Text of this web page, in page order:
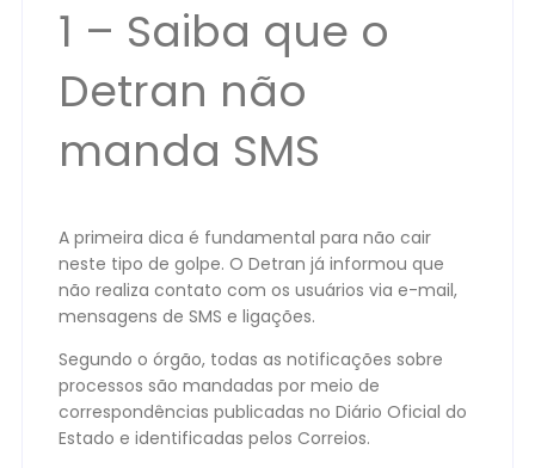
1 – Saiba que o
Detran não
manda SMS
A primeira dica é fundamental para não cair
neste tipo de golpe. O Detran já informou que
não realiza contato com os usuários via e-mail,
mensagens de SMS e ligações.
Segundo o órgão, todas as notificações sobre
processos são mandadas por meio de
correspondências publicadas no Diário Oficial do
Estado e identificadas pelos Correios.